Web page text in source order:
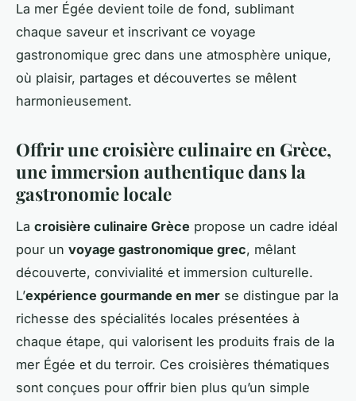
La mer Égée devient toile de fond, sublimant
chaque saveur et inscrivant ce voyage
gastronomique grec dans une atmosphère unique,
où plaisir, partages et découvertes se mêlent
harmonieusement.
Offrir une croisière culinaire en Grèce,
une immersion authentique dans la
gastronomie locale
La croisière culinaire Grèce propose un cadre idéal
pour un voyage gastronomique grec, mêlant
découverte, convivialité et immersion culturelle.
L’expérience gourmande en mer se distingue par la
richesse des spécialités locales présentées à
chaque étape, qui valorisent les produits frais de la
mer Égée et du terroir. Ces croisières thématiques
sont conçues pour offrir bien plus qu’un simple